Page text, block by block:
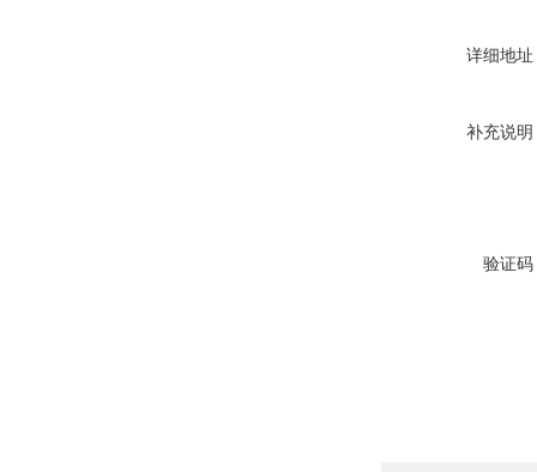
详细地址
补充说明
验证码